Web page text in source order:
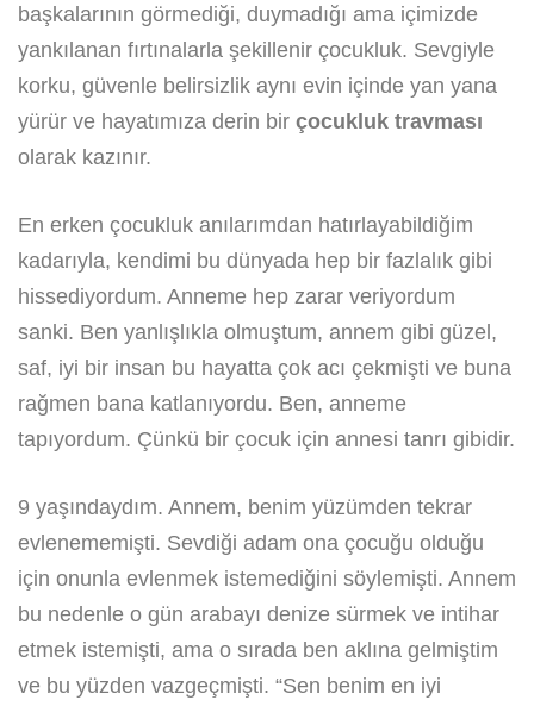
başkalarının görmediği, duymadığı ama içimizde
yankılanan fırtınalarla şekillenir çocukluk. Sevgiyle
korku, güvenle belirsizlik aynı evin içinde yan yana
yürür ve hayatımıza derin bir çocukluk travması
olarak kazınır.
En erken çocukluk anılarımdan hatırlayabildiğim
kadarıyla, kendimi bu dünyada hep bir fazlalık gibi
hissediyordum. Anneme hep zarar veriyordum
sanki. Ben yanlışlıkla olmuştum, annem gibi güzel,
saf, iyi bir insan bu hayatta çok acı çekmişti ve buna
rağmen bana katlanıyordu. Ben, anneme
tapıyordum. Çünkü bir çocuk için annesi tanrı gibidir.
9 yaşındaydım. Annem, benim yüzümden tekrar
evlenememişti. Sevdiği adam ona çocuğu olduğu
için onunla evlenmek istemediğini söylemişti. Annem
bu nedenle o gün arabayı denize sürmek ve intihar
etmek istemişti, ama o sırada ben aklına gelmiştim
ve bu yüzden vazgeçmişti. “Sen benim en iyi